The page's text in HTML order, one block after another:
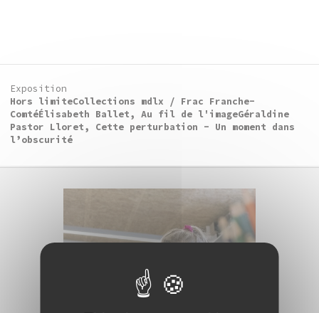
Exposition
Hors limiteCollections mdlx / Frac Franche-
ComtéÉlisabeth Ballet, Au fil de l'imageGéraldine
Pastor Lloret, Cette perturbation - Un moment dans
l’obscurité